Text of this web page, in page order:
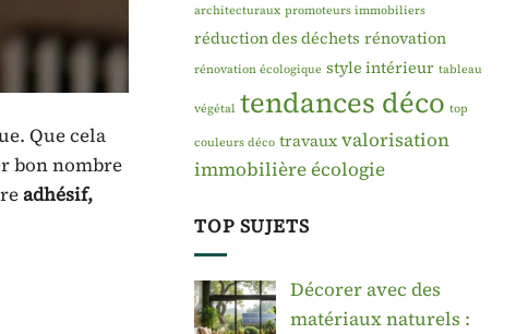
Que cela
bon nombre
adhésif,
architecturaux promoteurs immobiliers
réduction des déchets rénovation
rénovation écologique style intérieur tableau
végétal tendances déco top
couleurs déco travaux valorisation
immobilièreécologie
TOP SUJETS
Décorer avec des
matériaux naturels :